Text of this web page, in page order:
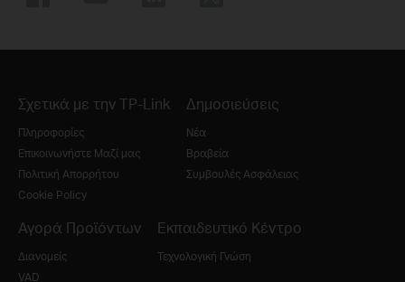
Σχετικά με την TP-Link
Πληροφορίες
Επικοινωνήστε Μαζί μας
Πολιτική Απορρήτου
Cookie Policy
Δημοσιεύσεις
Νέα
Βραβεία
Συμβουλές Ασφάλειας
Αγορά Προϊόντων
Διανομείς
VAD
Εκπαιδευτικό Κέντρο
Τεχνολογική Γνώση